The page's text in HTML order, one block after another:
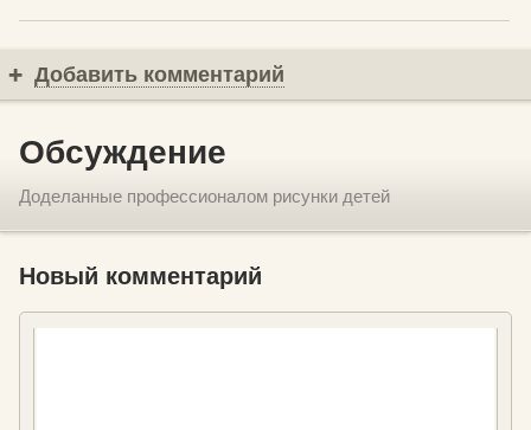
Добавить комментарий
Обсуждение
Доделанные профессионалом рисунки детей
Новый комментарий